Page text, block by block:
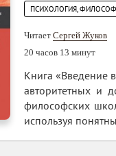
ПСИХОЛОГИЯ,
Читает Сергей Жуков
20 часов 13 минут
Книга «Введение
авторитетных и
философских
используя